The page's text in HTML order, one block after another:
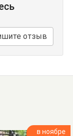
отзыв
в ноябре